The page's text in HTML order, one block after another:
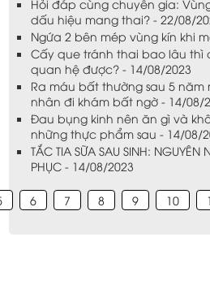
Hỏi đáp cùng chuyên gia:
dấu hiệu mang thai? - 22/08/
Ngứa 2 bên mép vùng kín khi
Cấy que tránh thai bao lâu thì
quan hệ được? - 14/08/2023
Ra máu bất thường sau 5 năm
nhân đi khám bất ngờ - 14/08/
Đau bụng kinh nên ăn gì và
những thực phẩm sau - 14/08/
TẮC TIA SỮA SAU SINH:
PHỤC - 14/08/2023
6 7 8 9 10